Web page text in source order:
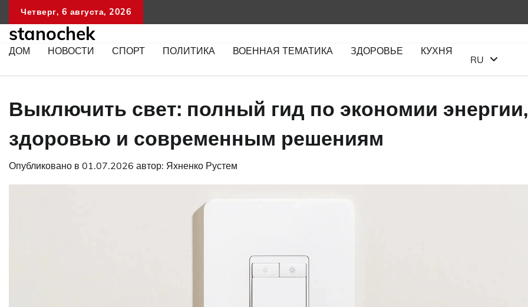
Перейти
содержимому
Четверг, 6 августа, 2026
stanochek
ДОМ НОВОСТИ СПОРТ ПОЛИТИКА ВОЕННАЯ ТЕМАТИКА ЗДОРОВЬЕ КУХНЯ
RU
Выключить свет: полный гид по экономии энергии,
здоровью и современным решениям
Опубликовано в 01.07.2026 автор: Яхненко Рустем